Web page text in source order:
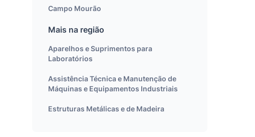
Campo Mourão
Mais na região
Aparelhos e Suprimentos para
Laboratórios
Assistência Técnica e Manutenção de
Máquinas e Equipamentos Industriais
Estruturas Metálicas e de Madeira